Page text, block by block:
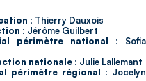
: Thierry Dauxois
: Jérôme Guilbert
périmètre national : Sofia
nationale : Julie Lallemant
périmètre régional : Jocelyn